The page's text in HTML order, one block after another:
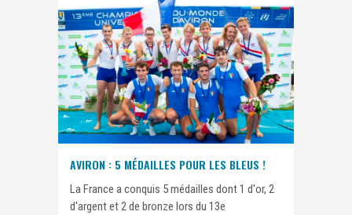
AVIRON : 5 MÉDAILLES POUR LES BLEUS !
La France a conquis 5 médailles dont 1 d'or, 2
d'argent et 2 de bronze lors du 13e